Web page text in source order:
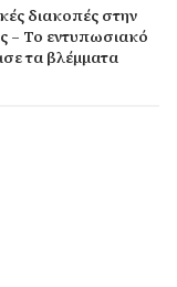
διακοπές στην
– Το εντυπωσιακό
τα βλέμματα